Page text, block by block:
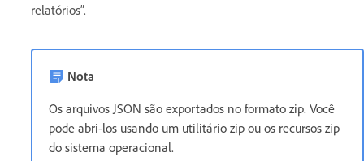
relatórios”.
Nota
Os arquivos JSON são exportados no formato zip. Você
pode abri-los usando um utilitário zip ou os recursos zip
do sistema operacional.